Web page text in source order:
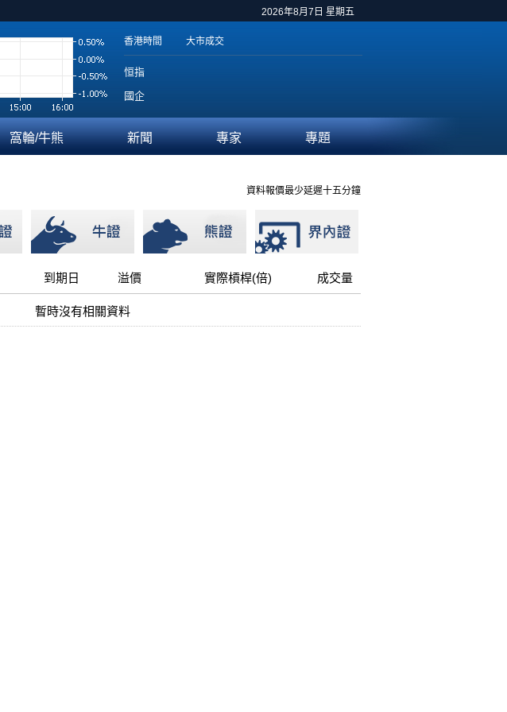
2026年8月7日 星期五
香港時間 大市成交
恒指
國企
窩輪/牛熊 新聞 專家 專題
資料報價最少延遲十五分鐘
到期日 溢價 實際槓桿(倍) 成交量
暫時沒有相關資料